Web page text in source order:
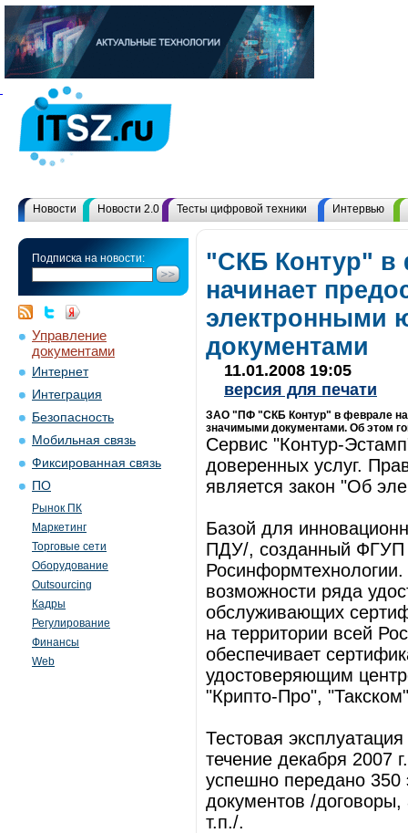
Новости Новости 2.0 Тесты цифровой техники Интервью
Подписка на новости:
Управление
документами
Интернет
Интеграция
Безопасность
Мобильная связь
Фиксированная связь
ПО
Рынок ПК
Маркетинг
Торговые сети
Оборудование
Outsourcing
Кадры
Регулирование
Финансы
Web
"СКБ Контур" в
начинает
электронными
документами
11.01.2008 19:05
версия для печати
ЗАО "ПФ "СКБ Контур" в феврале
значимыми документами. Об этом
Сервис "Контур-
доверенных услуг.
является закон "Об
Базой для
ПДУ/, созданный
возможности ряда
обслуживающих
на территории всей
обеспечивает
удостоверяющим
"Крипто-Про",
Тестовая
течение декабря 2007
успешно передано 350
документов /
т.п./.